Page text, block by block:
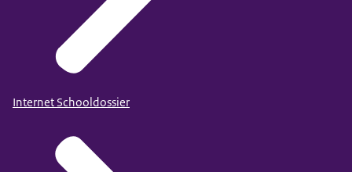
Internet Schooldossier